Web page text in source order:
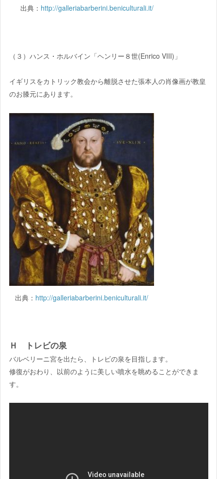
出典： http://galleriabarberini.beniculturali.it/
（３）ハンス・ホルバイン「ヘンリー８世(Enrico VIII)」
イギリスをカトリック教会から離脱させた張本人の肖像画が教皇
のお膝元にあります。
出典： http://galleriabarberini.beniculturali.it/
Ｈ トレビの泉
バルベリーニ宮を出たら、トレビの泉を目指します。
修復がおわり、以前のように美しい噴水を眺めることができま
す。